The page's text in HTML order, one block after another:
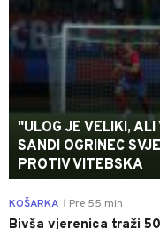
"ULOG JE VELIKI,
SANDI OGRINEC
PROTIV VITEBSKA
KOŠARKA Pre 55 min
Bivša vjerenica traži